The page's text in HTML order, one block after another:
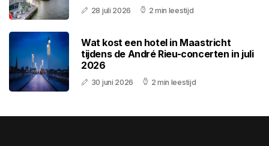
28 juli 2026 2 min leestijd
Wat kost een hotel in Maastricht
tijdens de André Rieu-concerten in juli
2026
30 juni 2026 2 min leestijd